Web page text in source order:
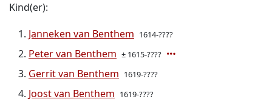
Kind(er):
Janneken van Benthem 1614-????
Peter van Benthem ± 1615-????
Gerrit van Benthem 1619-????
Joost van Benthem 1619-????